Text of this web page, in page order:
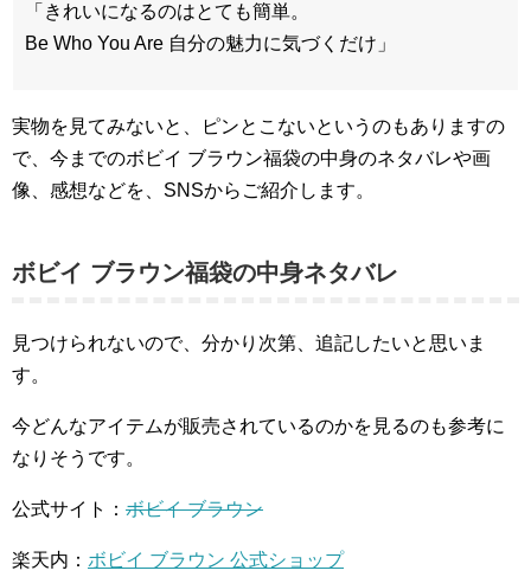
「きれいになるのはとても簡単。
Be Who You Are 自分の魅力に気づくだけ」
実物を見てみないと、ピンとこないというのもありますの
で、今までのボビイ ブラウン福袋の中身のネタバレや画
像、感想などを、SNSからご紹介します。
ボビイ ブラウン福袋の中身ネタバレ
見つけられないので、分かり次第、追記したいと思いま
す。
今どんなアイテムが販売されているのかを見るのも参考に
なりそうです。
公式サイト： ボビイ ブラウン
楽天内： ボビイ ブラウン 公式ショップ